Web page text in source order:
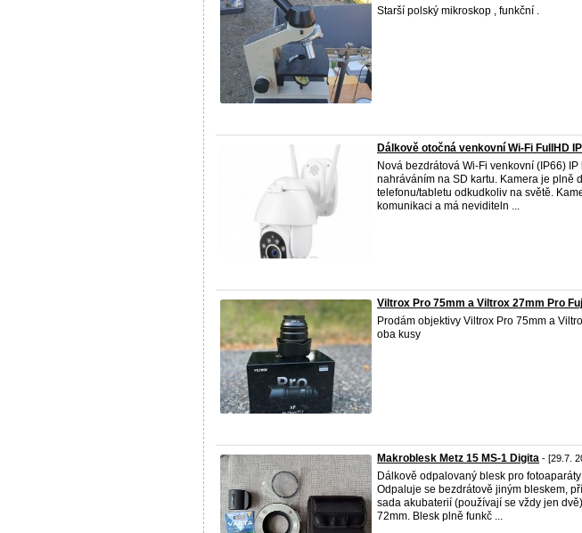
Starší polský mikroskop , funkční .
Dálkově otočná venkovní Wi-Fi FullHD
Nová bezdrátová Wi-Fi venkovní (IP66)
nahráváním na SD kartu. Kamera je plně
telefonu/tabletu odkudkoliv na světě.
komunikaci a má neviditeln ...
Viltrox Pro 75mm a Viltrox 27mm Pro
Prodám objektivy Viltrox Pro 75mm a
oba kusy
Makroblesk Metz 15 MS-1 Digita - [29.7.
Dálkově odpalovaný blesk pro
Odpaluje se bezdrátově jiným bleskem,
sada akubaterií (používají se vždy jen
72mm. Blesk plně funkč ...